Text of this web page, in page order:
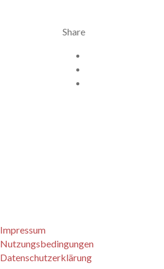
Share
Impressum
Nutzungsbedingungen
Datenschutzerklärung